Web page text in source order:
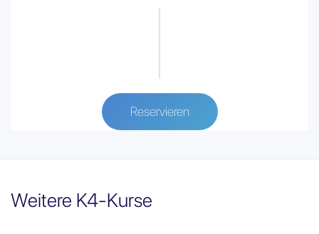
Reservieren
Weitere K4-Kurse